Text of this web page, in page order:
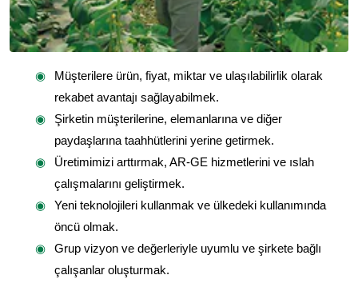
Müşterilere ürün, fiyat, miktar ve ulaşılabilirlik olarak
rekabet avantajı sağlayabilmek.
Şirketin müşterilerine, elemanlarına ve diğer
paydaşlarına taahhütlerini yerine getirmek.
Üretimimizi arttırmak, AR-GE hizmetlerini ve ıslah
çalışmalarını geliştirmek.
Yeni teknolojileri kullanmak ve ülkedeki kullanımında
öncü olmak.
Grup vizyon ve değerleriyle uyumlu ve şirkete bağlı
çalışanlar oluşturmak.